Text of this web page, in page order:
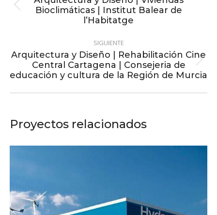
proyectos
Proyecto
anterior
Bioclimáticas | Institut Balear de
l’Habitatge
SIGUIENTE
Proyecto
siguiente
Arquitectura y Diseño | Rehabilitación Cine
Central Cartagena | Consejeria de
educación y cultura de la Región de Murcia
Proyectos relacionados